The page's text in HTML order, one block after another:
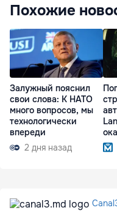
Похожие
Залужный пояснил
свои слова: К НАТО
много вопросов, мы
технологически
впереди
2 дня назад